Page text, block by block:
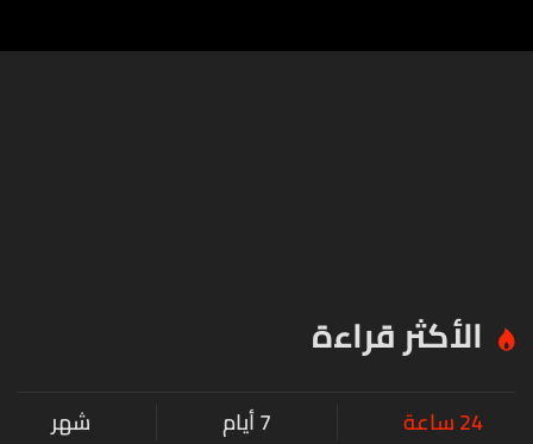
الأكثر قراءة
24 ساعة 7 أيام شهر